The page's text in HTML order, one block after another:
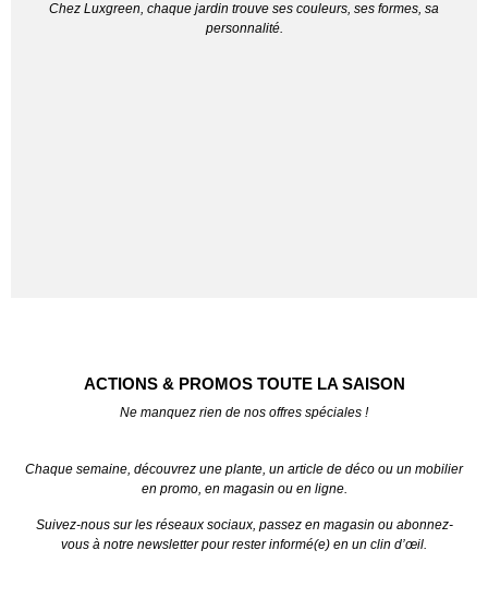
Chez Luxgreen, chaque jardin trouve ses couleurs, ses formes, sa
personnalité.
ACTIONS & PROMOS TOUTE LA SAISON
Ne manquez rien de nos offres spéciales !
Chaque semaine, découvrez une plante, un article de déco ou un mobilier
en promo, en magasin ou en ligne.
Suivez-nous sur les réseaux sociaux, passez en magasin ou abonnez-
vous à notre newsletter pour rester informé(e) en un clin d’œil.